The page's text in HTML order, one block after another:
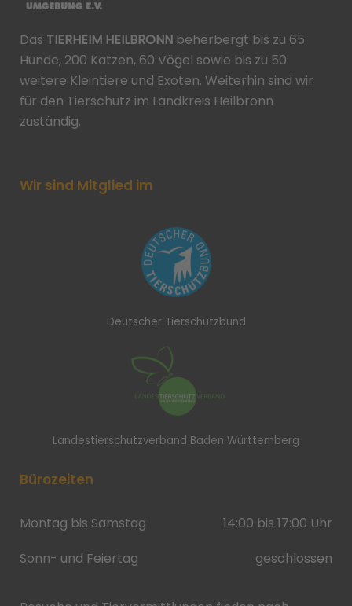
Das TIERHEIM HEILBRONN beherbergt bis zu 65
Hunde, 200 Katzen, 60 Vögel sowie bis zu 50
weitere Kleintiere und Exoten. Weiterhin sind wir
für den Tierschutz im Landkreis Heilbronn
zuständig.
Wir sind Mitglied im
Deutscher Tierschutzbund
Landestierschutzverband Baden Württemberg
Bürozeiten
Montag bis Samstag
14:00 bis 17:00 Uhr
Sonn- und Feiertag
geschlossen